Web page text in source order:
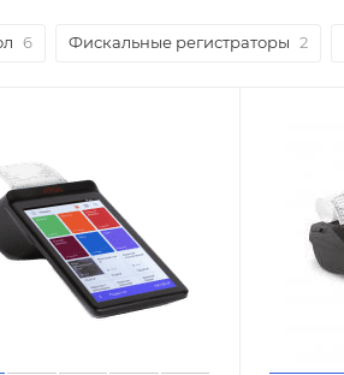
6 Фискальные регистраторы 2